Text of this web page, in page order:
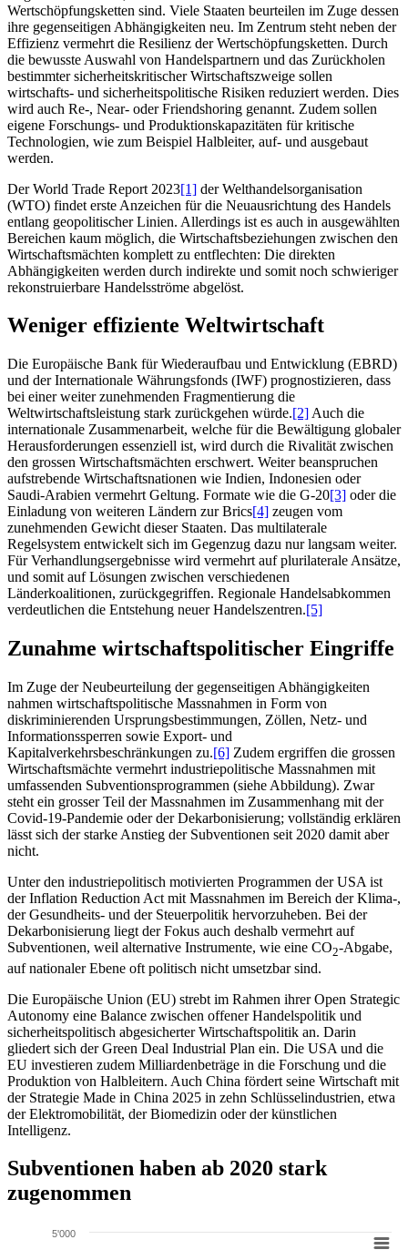
Wertschöpfungsketten sind. Viele Staaten beurteilen im Zuge dessen
ihre gegenseitigen Abhängigkeiten neu. Im Zentrum steht neben der
Effizienz vermehrt die Resilienz der Wertschöpfungsketten. Durch
die bewusste Auswahl von Handelspartnern und das Zurückholen
bestimmter sicherheitskritischer Wirtschaftszweige sollen
wirtschafts- und sicherheitspolitische Risiken reduziert werden. Dies
wird auch Re-, Near- oder Friendshoring genannt. Zudem sollen
eigene Forschungs- und Produktionskapazitäten für kritische
Technologien, wie zum Beispiel Halbleiter, auf- und ausgebaut
werden.
Der World Trade Report 2023[1] der Welthandelsorganisation
(WTO) findet erste Anzeichen für die Neuausrichtung des Handels
entlang geopolitischer Linien. Allerdings ist es auch in ausgewählten
Bereichen kaum möglich, die Wirtschaftsbeziehungen zwischen den
Wirtschaftsmächten komplett zu entflechten: Die direkten
Abhängigkeiten werden durch indirekte und somit noch schwieriger
rekonstruierbare Handelsströme abgelöst.
Weniger effiziente Weltwirtschaft
Die Europäische Bank für Wiederaufbau und Entwicklung (EBRD)
und der Internationale Währungsfonds (IWF) prognostizieren, dass
bei einer weiter zunehmenden Fragmentierung die
Weltwirtschaftsleistung stark zurückgehen würde.[2]Auch die
internationale Zusammenarbeit, welche für die Bewältigung globaler
Herausforderungen essenziell ist, wird durch die Rivalität zwischen
den grossen Wirtschaftsmächten erschwert. Weiter beanspruchen
aufstrebende Wirtschaftsnationen wie Indien, Indonesien oder
Saudi-Arabien vermehrt Geltung. Formate wie die G-20[3] oder die
Einladung von weiteren Ländern zur Brics[4] zeugen vom
zunehmenden Gewicht dieser Staaten. Das multilaterale
Regelsystem entwickelt sich im Gegenzug dazu nur langsam weiter.
Für Verhandlungsergebnisse wird vermehrt auf plurilaterale Ansätze,
und somit auf Lösungen zwischen verschiedenen
Länderkoalitionen, zurückgegriffen. Regionale Handelsabkommen
verdeutlichen die Entstehung neuer Handelszentren.[5]
Zunahme wirtschaftspolitischer Eingriffe
Im Zuge der Neubeurteilung der gegenseitigen Abhängigkeiten
nahmen wirtschaftspolitische Massnahmen in Form von
diskriminierenden Ursprungsbestimmungen, Zöllen, Netz- und
Informationssperren sowie Export- und
Kapitalverkehrsbeschränkungen zu.[6] Zudem ergriffen die grossen
Wirtschaftsmächte vermehrt industriepolitische Massnahmen mit
umfassenden Subventionsprogrammen (siehe Abbildung). Zwar
steht ein grosser Teil der Massnahmen im Zusammenhang mit der
Covid-19-Pandemie oder der Dekarbonisierung; vollständig erklären
lässt sich der starke Anstieg der Subventionen seit 2020 damit aber
nicht.
Unter den industriepolitisch motivierten Programmen der USA ist
der Inflation Reduction Act mit Massnahmen im Bereich der Klima-,
der Gesundheits- und der Steuerpolitik hervorzuheben. Bei der
Dekarbonisierung liegt der Fokus auch deshalb vermehrt auf
Subventionen, weil alternative Instrumente, wie eine CO2-Abgabe,
auf nationaler Ebene oft politisch nicht umsetzbar sind.
Die Europäische Union (EU) strebt im Rahmen ihrer Open Strategic
Autonomy eine Balance zwischen offener Handelspolitik und
sicherheitspolitisch abgesicherter Wirtschaftspolitik an. Darin
gliedert sich der Green Deal Industrial Plan ein. Die USA und die
EU investieren zudem Milliardenbeträge in die Forschung und die
Produktion von Halbleitern. Auch China fördert seine Wirtschaft mit
der Strategie Made in China 2025 in zehn Schlüsselindustrien, etwa
der Elektromobilität, der Biomedizin oder der künstlichen
Intelligenz.
Subventionen haben ab 2020 stark
zugenommen
5'000